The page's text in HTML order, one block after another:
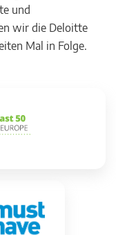
und
wir die Deloitte
Mal in Folge.